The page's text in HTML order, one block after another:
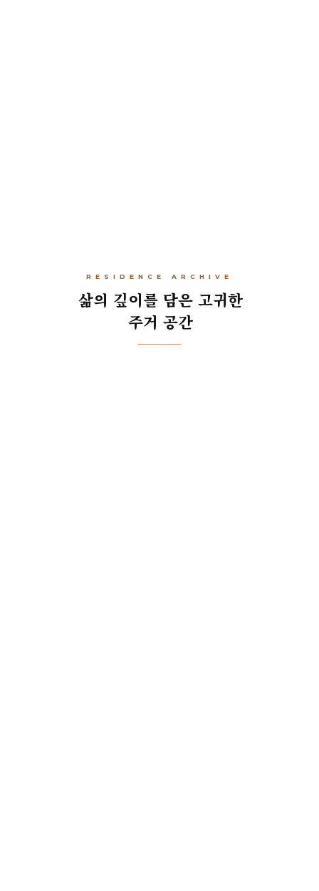
RESIDENCE ARCHIVE
삶의 깊이를 담은 고귀한
주거 공간